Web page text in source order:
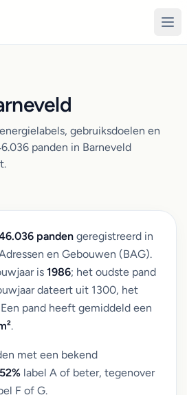
gebruiksdoelen en
panden in Barneveld
panden geregistreerd in
en Gebouwen (BAG).
is 1986; het oudste pand
dateert uit 1300, het
pand heeft gemiddeld een
.
met een bekend
52% label A of beter, tegenover
F of G.